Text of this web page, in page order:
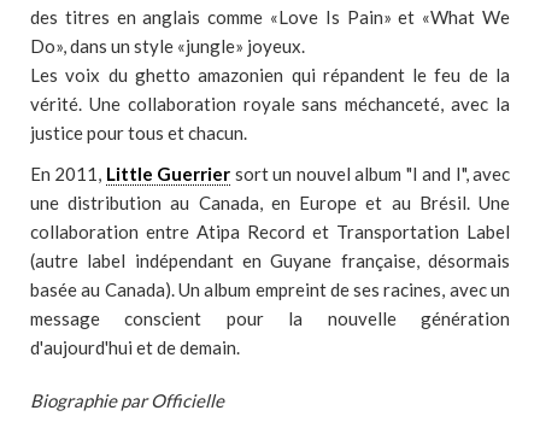
des titres en anglais comme «Love Is Pain» et «What We
Do», dans un style «jungle» joyeux.
Les voix du ghetto amazonien qui répandent le feu de la
vérité. Une collaboration royale sans méchanceté, avec la
justice pour tous et chacun.
En 2011, Little Guerrier sort un nouvel album "I and I", avec
une distribution au Canada, en Europe et au Brésil. Une
collaboration entre Atipa Record et Transportation Label
(autre label indépendant en Guyane française, désormais
basée au Canada). Un album empreint de ses racines, avec un
message conscient pour la nouvelle génération
d'aujourd'hui et de demain.
Biographie par Officielle